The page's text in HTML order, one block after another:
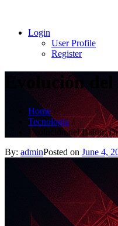
Login
User Profile
Register
Evolución
Home
Tecnologia
Evolución del Balón:
By: adminPosted on June 4,